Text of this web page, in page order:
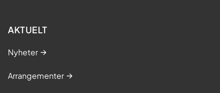
AKTUELT
Nyheter
Arrangementer